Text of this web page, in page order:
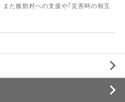
また飯館村への支援や｢災害時の相互